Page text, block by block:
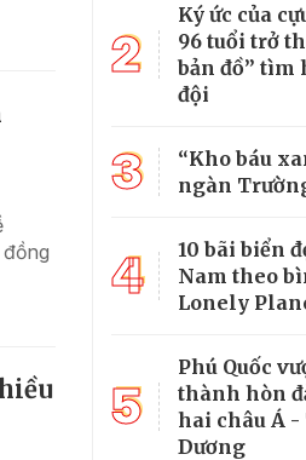
2
Ký ức của
96 tuổi trở
bản đồ” tìm
đội
3
“Kho báu
ngàn
4
10 bãi biển
Nam theo
Lonely
5
Phú Quốc
thành hòn
hai châu Á
Dương